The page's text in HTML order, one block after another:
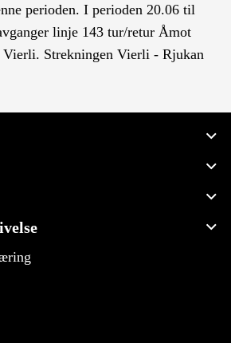
perioden. I perioden 20.06 til
linje 143 tur/retur Åmot
Vierli. Strekningen Vierli - Rjukan